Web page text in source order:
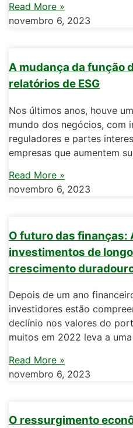
Read More »
novembro 6, 2023
A mudança da função
relatórios de ESG
Nos últimos anos, houve
mundo dos negócios, com
reguladores e partes
empresas que aumentem
Read More »
novembro 6, 2023
O futuro das finanças:
investimentos de
crescimento
Depois de um ano
investidores estão
declínio nos valores do
muitos em 2022 leva a uma
Read More »
novembro 6, 2023
O ressurgimento